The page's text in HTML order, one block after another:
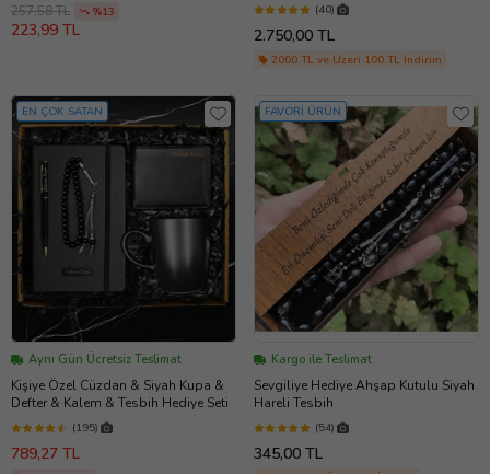
257,58 TL
%13
223,99 TL
(40)
2.750,00 TL
2000 TL ve Üzeri 100 TL İndirim
EN ÇOK SATAN
Aynı Gün Ücretsiz Teslimat
Kişiye Özel Cüzdan & Siyah Kupa &
Defter & Kalem & Tesbih Hediye Seti
(195)
789,27 TL
FAVORİ ÜRÜN
Kargo ile Teslimat
Sevgiliye Hediye Ahşap Kutulu Siyah
Hareli Tesbih
(54)
345,00 TL